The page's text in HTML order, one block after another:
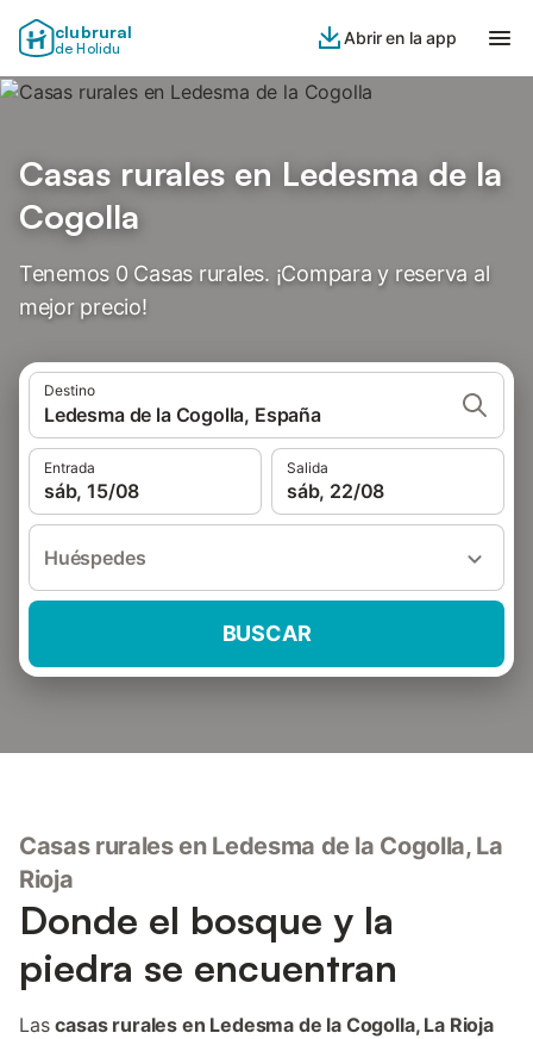
clubrural
de Holidu
Abrir en la app
Casas rurales en Ledesma de la
Cogolla
Tenemos 0 Casas rurales. ¡Compara y reserva al
mejor precio!
Destino
Ledesma de la Cogolla, España
Entrada
sáb, 15/08
Salida
sáb, 22/08
Huéspedes
BUSCAR
Casas rurales en Ledesma de la Cogolla, La
Rioja
Donde el bosque y la
piedra se encuentran
Lascasas rurales en Ledesma de la Cogolla, La Rioja